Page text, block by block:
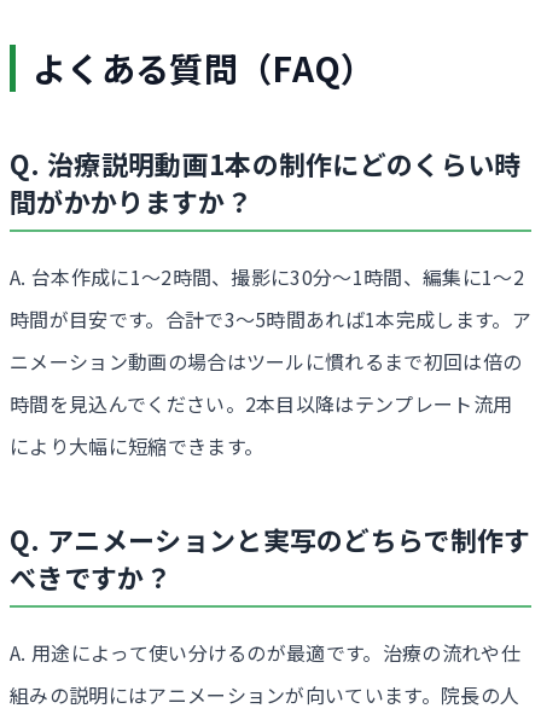
よくある質問（FAQ）
Q. 治療説明動画1本の制作にどのくらい時
間がかかりますか？
A. 台本作成に1〜2時間、撮影に30分〜1時間、編集に1〜2
時間が目安です。合計で3〜5時間あれば1本完成します。ア
ニメーション動画の場合はツールに慣れるまで初回は倍の
時間を見込んでください。2本目以降はテンプレート流用
により大幅に短縮できます。
Q. アニメーションと実写のどちらで制作す
べきですか？
A. 用途によって使い分けるのが最適です。治療の流れや仕
組みの説明にはアニメーションが向いています。院長の人